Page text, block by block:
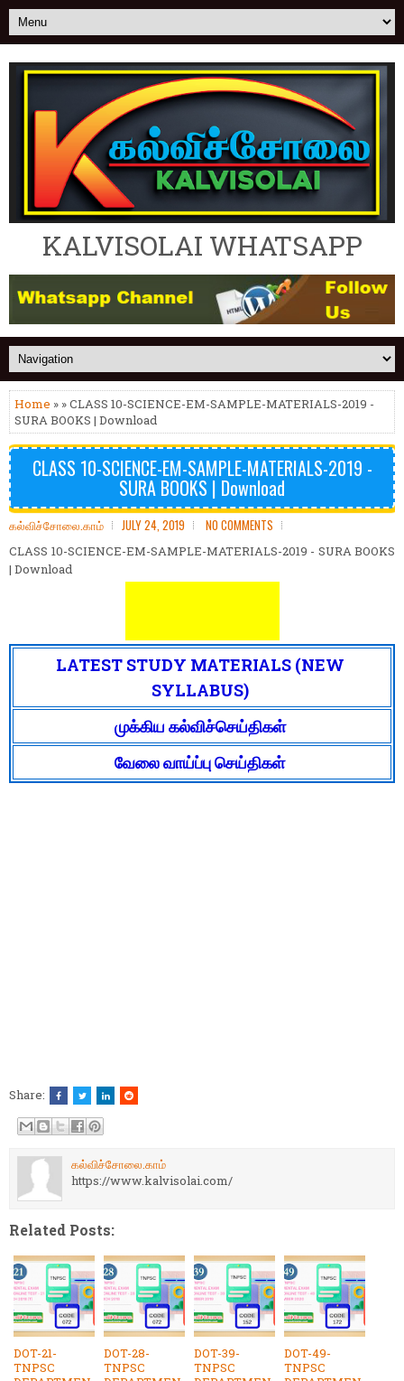
KALVISOLAI WHATSAPP
Home » » CLASS 10-SCIENCE-EM-SAMPLE-MATERIALS-2019 -
SURA BOOKS | Download
CLASS 10-SCIENCE-EM-SAMPLE-MATERIALS-2019 -
SURA BOOKS | Download
கல்விச்சோலை.காம் JULY 24, 2019 NO COMMENTS
CLASS 10-SCIENCE-EM-SAMPLE-MATERIALS-2019 - SURA BOOKS
| Download
LATEST STUDY MATERIALS (NEW
SYLLABUS)
முக்கிய கல்விச்செய்திகள்
வேலை வாய்ப்பு செய்திகள்
Share:
கல்விச்சோலை.காம்
https://www.kalvisolai.com/
Related Posts:
DOT-21-
TNPSC
DOT-28-
TNPSC
DOT-39-
TNPSC
DOT-49-
TNPSC